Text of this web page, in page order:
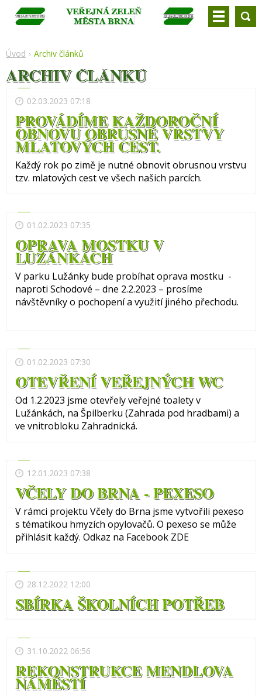
Úvod Archiv článků
ARCHIV ČLÁNKŮ
02.03.2023 07:18
PROVÁDÍME KAŽDOROČNÍ
OBNOVU OBRUSNÉ VRSTVY
MLATOVÝCH CEST.
Každý rok po zimě je nutné obnovit obrusnou vrstvu
tzv. mlatových cest ve všech našich parcích.
01.02.2023 07:35
OPRAVA MOSTKU V
LUŽÁNKÁCH
V parku Lužánky bude probíhat oprava mostku -
naproti Schodové – dne 2.2.2023 – prosíme
návštěvníky o pochopení a využití jiného přechodu.
01.02.2023 07:30
OTEVŘENÍ VEŘEJNÝCH WC
Od 1.2.2023 jsme otevřely veřejné toalety v
Lužánkách, na Špilberku (Zahrada pod hradbami) a
ve vnitrobloku Zahradnická.
12.01.2023 07:38
VČELY DO BRNA - PEXESO
V rámci projektu Včely do Brna jsme vytvořili pexeso
s tématikou hmyzích opylovačů. O pexeso se může
přihlásit každý. Odkaz na Facebook ZDE
28.12.2022 12:00
SBÍRKA ŠKOLNÍCH POTŘEB
31.10.2022 06:56
REKONSTRUKCE MENDLOVA
NÁMĚSTÍ